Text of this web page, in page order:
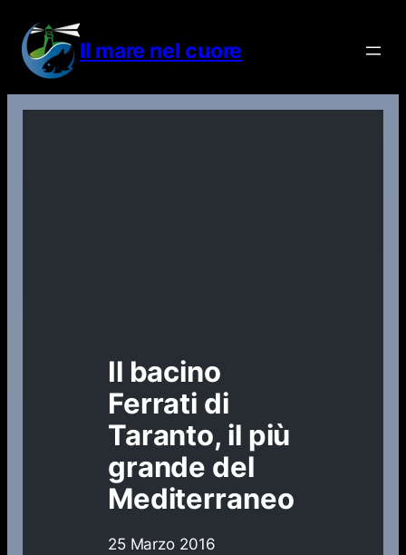
contenuto
Il mare nel cuore
Il bacino
Ferrati di
Taranto, il più
grande del
Mediterraneo
25 Marzo 2016